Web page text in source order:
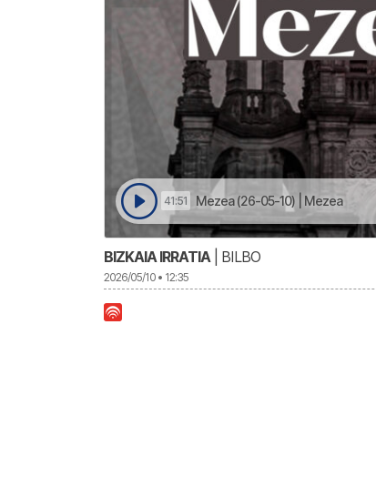
41:51 Mezea (26-05-10) | Mezea
BIZKAIA IRRATIA| BILBO
2026/05/10 • 12:35